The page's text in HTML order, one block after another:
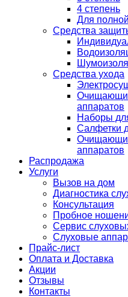
4 степень
Для
Средства
Средства ухода
аппаратов
Наборы
Салфетки
аппаратов
Распродажа
Услуги
Вызов на дом
Диагностика
Консультация
Пробное
Сервис
Слуховые
Прайс-лист
Оплата и Доставка
Акции
Отзывы
Контакты